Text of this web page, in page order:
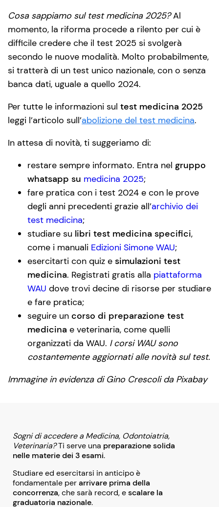
Cosa sappiamo sul test medicina 2025?Al
momento, la riforma procede a rilento per cui è
difficile credere che il test 2025 si svolgerà
secondo le nuove modalità. Molto probabilmente,
si tratterà di un test unico nazionale, con o senza
banca dati, uguale a quello 2024.
Per tutte le informazioni sul test medicina 2025
leggi l’articolo sull’abolizione del test medicina.
In attesa di novità, ti suggeriamo di:
restare sempre informato. Entra nel gruppo
whatsapp su medicina 2025;
fare pratica con i test 2024 e con le prove
degli anni precedenti grazie all’archivio dei
test medicina;
studiare su libri test medicina specifici,
come i manuali Edizioni Simone WAU;
esercitarti con quiz e simulazioni test
medicina. Registrati gratis alla piattaforma
WAU dove trovi decine di risorse per studiare
e fare pratica;
seguire un corso di preparazione test
medicina e veterinaria, come quelli
organizzati da WAU. I corsi WAU sono
costantemente aggiornati alle novità sul test.
Immagine in evidenza di Gino Crescoli da Pixabay
Sogni di accedere a Medicina, Odontoiatria,
Veterinaria?Ti serve una preparazione solida
nelle materie dei 3 esami.
Studiare ed esercitarsi in anticipo è
fondamentale perarrivare prima della
concorrenza, che sarà record, escalare la
graduatoria nazionale.